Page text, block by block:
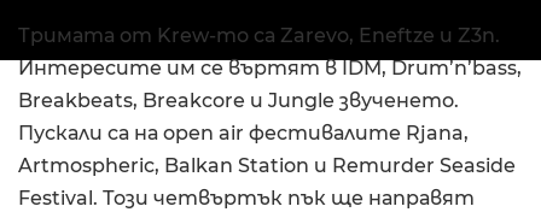
Тримата от Krew-то са Zarevo, Eneftze и Z3n.
Интересите им се въртят в IDM, Drum’n’bass,
Breakbeats, Breakcore и Jungle звученето.
Пускали са на open air фестивалите Rjana,
Artmospheric, Balkan Station и Remurder Seaside
Festival. Този четвъртък пък ще направят